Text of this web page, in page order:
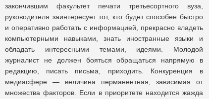
закончившим факультет печати третьесортного вуза,
руководителя заинтересует тот, кто будет способен быстро
и оперативно работать с информацией, прекрасно владеть
компьютерными навыками, знать иностранные языки и
обладать интересными темами, идеями. Молодой
журналист не должен бояться обращаться напрямую в
редакцию, писать письма, приходить. Конкуренция в
медиасфере — величина перманентная, зависимая от
множества факторов. Если в приоритете находится жажда